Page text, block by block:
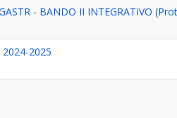
- BANDO II INTEGRATIVO
2025